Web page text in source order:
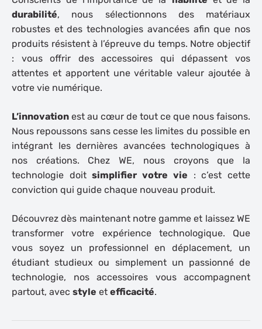
durabilité, nous sélectionnons des matériaux
robustes et des technologies avancées afin que nos
produits résistent à l’épreuve du temps. Notre objectif
: vous offrir des accessoires qui dépassent vos
attentes et apportent une véritablevaleur ajoutée à
votre vie numérique.
L’innovation est au cœur de tout ce que nous faisons.
Nous repoussons sans cesse les limites du possible en
intégrant les dernières avancées technologiques à
nos créations. Chez WE, nous croyons que la
technologie doitsimplifier votre vie : c’est cette
conviction qui guide chaque nouveau produit.
Découvrez dès maintenant notre gamme et laissez WE
transformer votre expérience technologique. Que
vous soyez un professionnel en déplacement, un
étudiant studieux ou simplement un passionné de
technologie, nos accessoires vous accompagnent
partout, avec style et efficacité.